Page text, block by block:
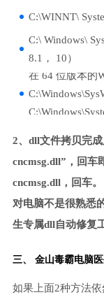
C:\WINNT\
C:\ Windows\
8.1， 10）
在 64 位版本的
2、dll文件拷贝完
cncmsg.dll”，回车
cncmsg.dll，回车
对电脑不是很熟悉
生专属dll自动修复
三、 金山毒霸电脑
如果上面2种方法